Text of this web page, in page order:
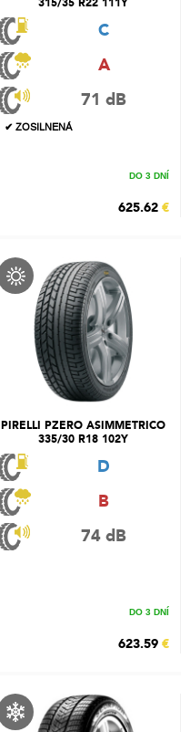
C
A
71 dB
✔ ZOSILNENÁ
DO 3 DNÍ
625.62 €
PIRELLI PZERO ASIMMETRICO
335/30 R18 102Y
D
B
74 dB
DO 3 DNÍ
623.59 €